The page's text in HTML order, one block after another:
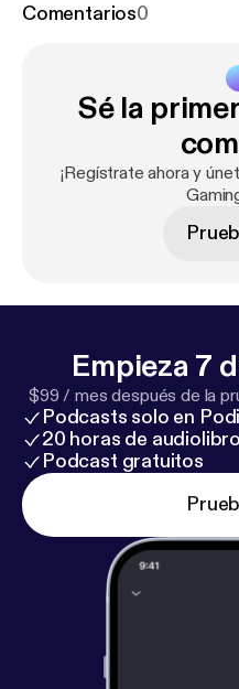
Comentarios0
Sé la
¡Regístrate ahora y
Empieza 7
$99 / mes después de la
Podcasts solo en
20 horas de
Podcast gratuitos